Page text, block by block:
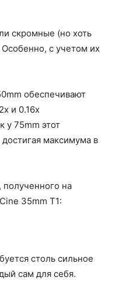
скромные (но хоть
с учетом их
обеспечивают
и 0.16x
у 75mm этот
максимума в
на
35mm T1:
столь сильное
сам для себя.